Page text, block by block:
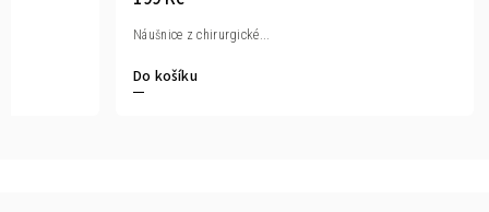
Do košíku
Náušnice z chirurgické...